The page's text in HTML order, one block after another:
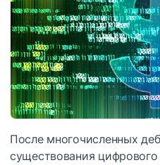
После многочисленных
существования